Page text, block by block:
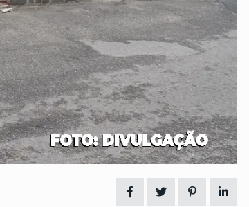
13
Terras indígenas e fazendas
concentram área…
BRASIL Setembro 30, 2024
14
Castro assina acordo para
retomada das…
CENTRO Outubro 3, 2024
Apoiadores de Marçal criticam
Bolsonaro nas…